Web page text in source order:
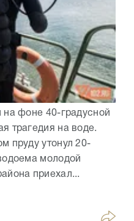
на фоне 40-градусной
трагедия на воде.
пруду утонул 20-
молодой
приехал...